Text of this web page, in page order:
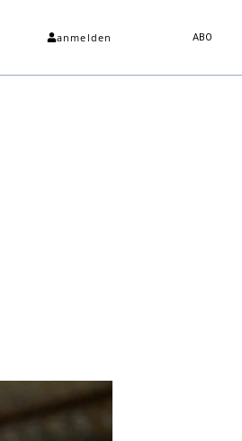
anmelden ABO